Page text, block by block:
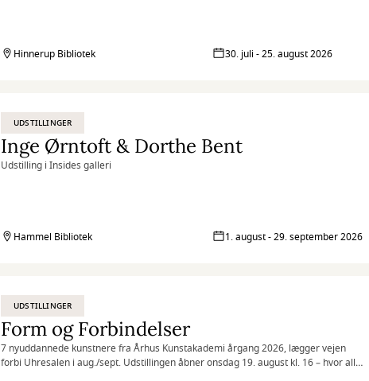
Hinnerup Bibliotek 30. juli - 25. august 2026
UDSTILLINGER
Inge Ørntoft & Dorthe Bent
Udstilling i Insides galleri
Hammel Bibliotek 1. august - 29. september 2026
UDSTILLINGER
Form og Forbindelser
7 nyuddannede kunstnere fra Århus Kunstakademi årgang 2026, lægger vejen
forbi Uhresalen i aug./sept. Udstillingen åbner onsdag 19. august kl. 16 – hvor alle